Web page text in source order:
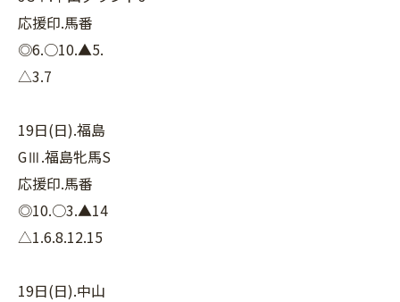
応援印.馬番
◎6.○10.▲5.
△3.7
19日(日).福島
GⅢ.福島牝馬S
応援印.馬番
◎10.○3.▲14
△1.6.8.12.15
19日(日).中山